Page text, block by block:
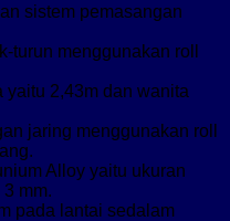
sistem pemasangan
turun menggunakan roll
yaitu 2,43m dan wanita
jaring menggunakan roll
Alloy yaitu ukuran
mm.
pada lantai sedalam